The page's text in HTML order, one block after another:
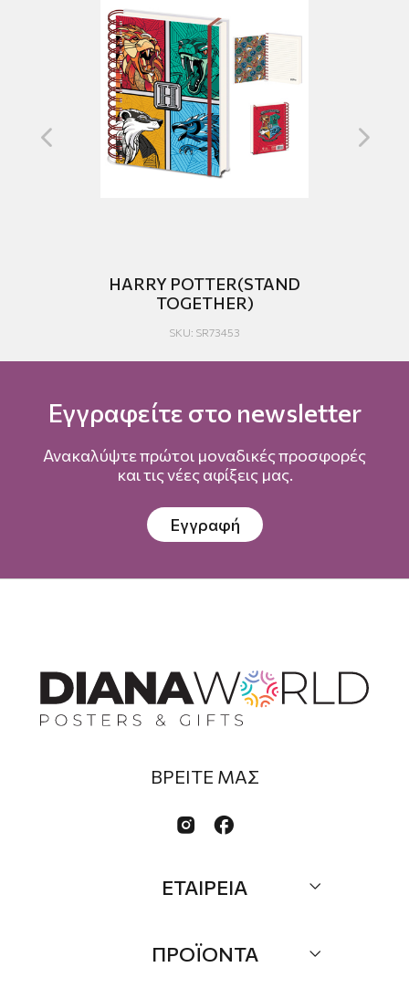
HARRY POTTER(STAND
TOGETHER)
SKU: SR73453
Εγγραφείτε στο newsletter
Ανακαλύψτε πρώτοι μοναδικές προσφορές
και τις νέες αφίξεις μας.
Εγγραφή
ΒΡΕΙΤΕ ΜΑΣ
 
ΕΤΑΙΡΕΙΑ
Επικοινωνία
ΠΡΟΪΟΝΤΑ